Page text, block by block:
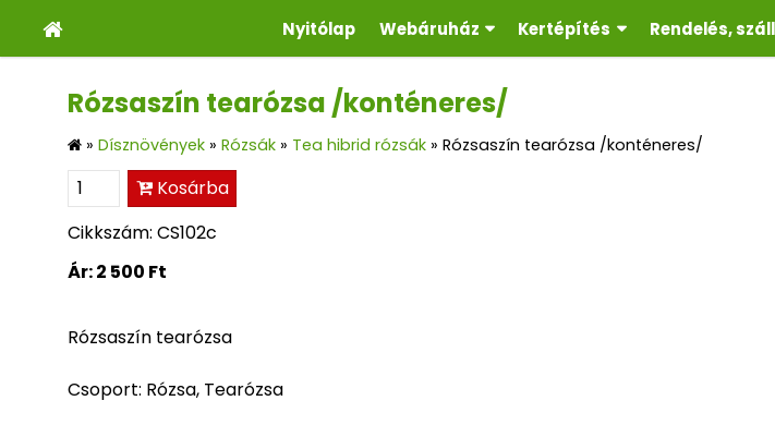
Nyitólap Webáruház Kertépítés Rendelés,
Rózsaszín tearózsa /konténeres/
» Dísznövények » Rózsák » Tea hibrid rózsák » Rózsaszín tearózsa /konténeres/
Kosárba
Cikkszám: CS102c
Ár:2 500 Ft
Rózsaszín tearózsa
Csoport: Rózsa, Tearózsa